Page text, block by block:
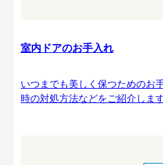
室内ドアのお手入れ
いつまでも美しく保つためのお
時の対処方法などをご紹介します